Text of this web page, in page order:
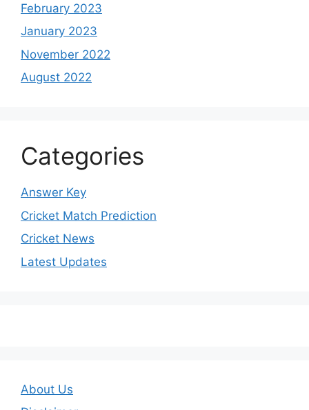
February 2023
January 2023
November 2022
August 2022
Categories
Answer Key
Cricket Match Prediction
Cricket News
Latest Updates
About Us